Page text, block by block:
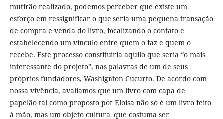
mutirão realizado, podemos perceber que existe um
esforço em ressignificar o que seria uma pequena transação
de compra e venda do livro, focalizando o contato e
estabelecendo um vínculo entre quem o faz e quem o
recebe. Este processo constituiria aquilo que seria “o mais
interessante do projeto”, nas palavras de um de seus
próprios fundadores, Washignton Cucurto. De acordo com
nossa vivência, avaliamos que um livro com capa de
papelão tal como proposto por Eloísa não só é um livro feito
à mão, mas um objeto cultural que costuma ser